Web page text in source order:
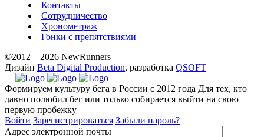
Контакты
Сотрудничество
Хронометраж
Гонки с препятствиями
©2012—2026 NewRunners
Дизайн Beta Digital Production, разработка QSOFT
Формируем культуру бега в России с 2012 года Для тех, кто
давно полюбил бег или только собирается выйти на свою
первую пробежку
Войти Зарегистрироваться Забыли пароль?
Адрес электронной почты